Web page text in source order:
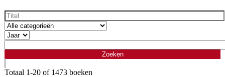
Totaal 1-20 of 1473 boeken